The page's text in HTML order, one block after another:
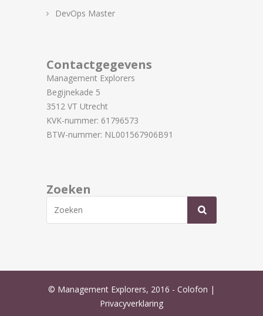
DevOps Master
Contactgegevens
Management Explorers
Begijnekade 5
3512 VT Utrecht
KVK-nummer: 61796573
BTW-nummer: NL001567906B91
Zoeken
© Management Explorers, 2016 - Colofon |
Privacyverklaring